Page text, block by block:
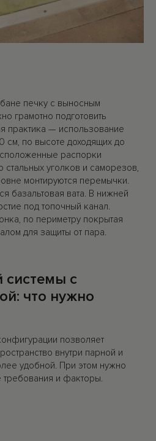
печку с выносным
грамотно подготовить
практика — использование
см, по высоте доходящих до
распорки
уголков и саморезов,
монтируются перемычки.
базальтовая вата. В нижней
под топочный канал.
по периметру покрытая
для защиты от пара.
системы с
что нужно
позволяет
внутри парной и
удобной. При этом нужно
требования и факторы.